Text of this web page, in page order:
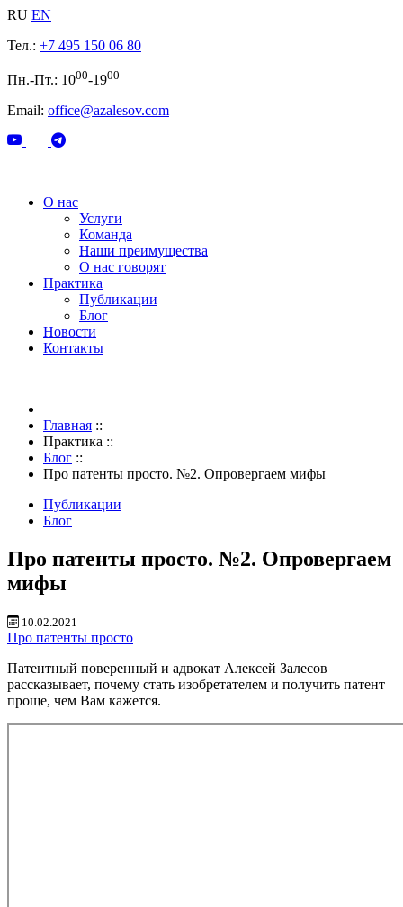
RU EN
Тел.: +7 495 150 06 80
Пн.-Пт.: 1000-1900
Email: office@azalesov.com
О нас
Услуги
Команда
Наши преимущества
О нас говорят
Практика
Публикации
Блог
Новости
Контакты
Главная ::
Практика ::
Блог ::
Про патенты просто. №2. Опровергаем мифы
Публикации
Блог
Про патенты просто. №2. Опровергаем
мифы
10.02.2021
Про патенты просто
Патентный поверенный и адвокат Алексей Залесов
рассказывает, почему стать изобретателем и получить патент
проще, чем Вам кажется.